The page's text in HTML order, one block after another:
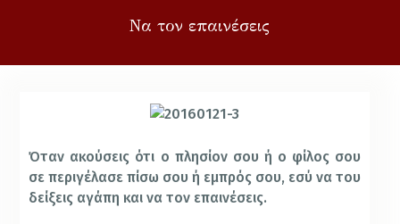
Να τον επαινέσεις
Όταν ακούσεις ότι ο πλησίον σου ή ο φίλος σου
σε περιγέλασε πίσω σου ή εμπρός σου, εσύ να του
δείξεις αγάπη και να τον επαινέσεις.